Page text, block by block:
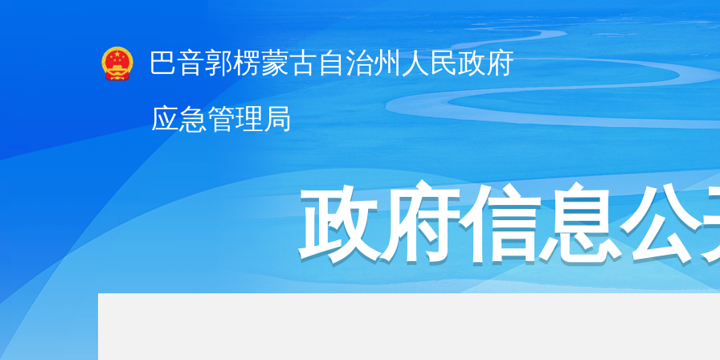
巴音郭楞蒙古自治州人民政府
应急管理局
政府信息公